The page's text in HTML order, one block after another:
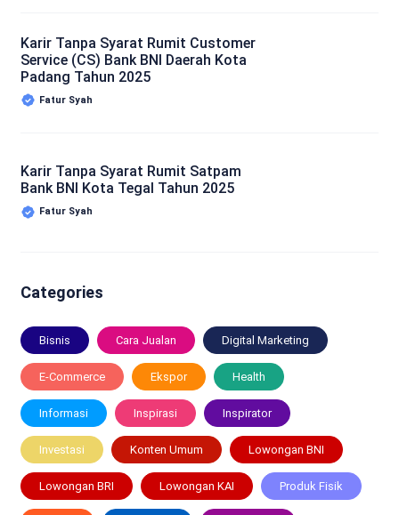
Karir Tanpa Syarat Rumit Customer
Service (CS) Bank BNI Daerah Kota
Padang Tahun 2025
Fatur Syah
Karir Tanpa Syarat Rumit Satpam
Bank BNI Kota Tegal Tahun 2025
Fatur Syah
Categories
Bisnis Cara Jualan Digital Marketing
E-Commerce Ekspor Health
Informasi Inspirasi Inspirator
Investasi Konten Umum Lowongan BNI
Lowongan BRI Lowongan KAI Produk Fisik